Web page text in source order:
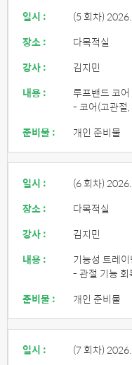
일시 : (5 회차)
장소 :
다목적실
강사 :
김지민
내용 :
루프밴드 코
- 코어(고관절
준비물 :
개인 준비물
일시 : (6 회차)
장소 :
다목적실
강사 :
김지민
내용 :
기능성 트레이
- 관절 기능
준비물 :
개인 준비물
일시 : (7 회차)